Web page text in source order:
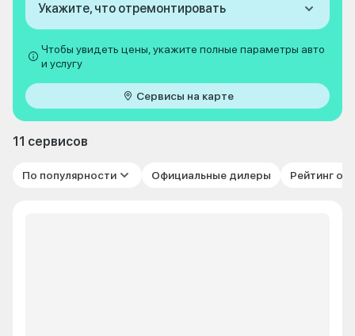
Укажите, что отремонтировать
Чтобы увидеть цены, укажите полные параметры авто
и услугу
Сервисы на карте
11 сервисов
По популярности Официальные дилеры Рейтинг